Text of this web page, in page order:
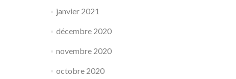
janvier 2021
décembre 2020
novembre 2020
octobre 2020